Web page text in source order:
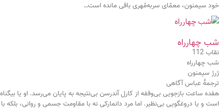
خود سیمنون، معمّای سربه‌مُهری باقی مانده است…
شب چهارراه
نقاب 112
شب چهارراه
ژرژ سیمنون
ترجمۀ عباس آگاهی
هفده ساعت بازجویی بی‌وقفه از کارل آندرسن بی‌نتیجه‌ به پایان می‌رسد. او یا بیگناه
است و یا دروغگویی بی‌نظیر. اما مرد دانمارکی نه با مقاومت جسمی و روانی، بلکه با